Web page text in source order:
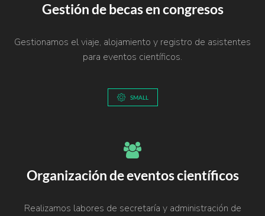
Gestión de becas en congresos
Gestionamos el viaje, alojamiento y registro de asistentes
para eventos científicos.
SMALL
Organización de eventos científicos
Realizamos labores de secretaría y administración de